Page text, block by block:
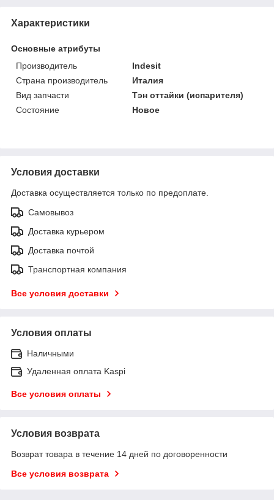
Характеристики
Основные атрибуты
Производитель
Indesit
Страна производитель
Италия
Вид запчасти
Тэн оттайки (испарителя)
Состояние
Новое
Условия доставки
Доставка осуществляется только по предоплате.
Самовывоз
Доставка курьером
Доставка почтой
Транспортная компания
Все условия доставки
Условия оплаты
Наличными
Удаленная оплата Kaspi
Все условия оплаты
Условия возврата
Возврат товара в течение 14 дней по договоренности
Все условия возврата